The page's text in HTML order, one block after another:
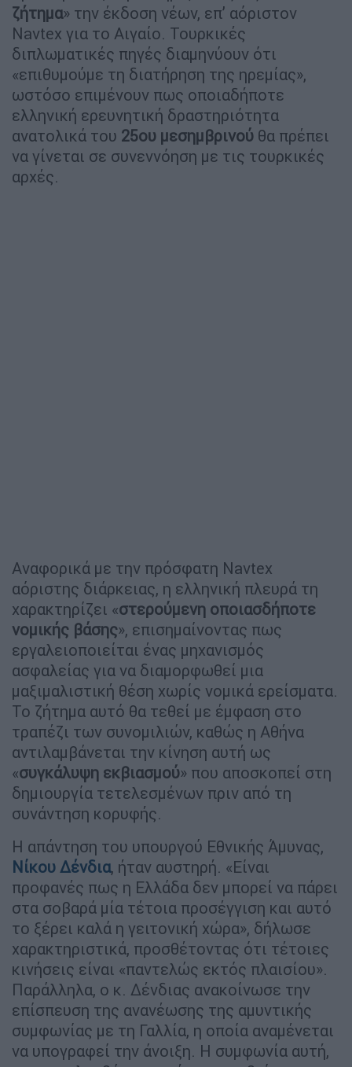
ζήτημα» την έκδοση νέων, επ’ αόριστον
Navtex για το Αιγαίο. Τουρκικές
διπλωματικές πηγές διαμηνύουν ότι
«επιθυμούμε τη διατήρηση της ηρεμίας»,
ωστόσο επιμένουν πως οποιαδήποτε
ελληνική ερευνητική δραστηριότητα
ανατολικά του 25ου μεσημβρινού θα πρέπει
να γίνεται σε συνεννόηση με τις τουρκικές
αρχές.
Αναφορικά με την πρόσφατη Navtex
αόριστης διάρκειας, η ελληνική πλευρά τη
χαρακτηρίζει «στερούμενη οποιασδήποτε
νομικής βάσης», επισημαίνοντας πως
εργαλειοποιείται ένας μηχανισμός
ασφαλείας για να διαμορφωθεί μια
μαξιμαλιστική θέση χωρίς νομικά ερείσματα.
Το ζήτημα αυτό θα τεθεί με έμφαση στο
τραπέζι των συνομιλιών, καθώς η Αθήνα
αντιλαμβάνεται την κίνηση αυτή ως
«συγκάλυψη εκβιασμού» που αποσκοπεί στη
δημιουργία τετελεσμένων πριν από τη
συνάντηση κορυφής.
Η απάντηση του υπουργού Εθνικής Άμυνας,
Νίκου Δένδια, ήταν αυστηρή. «Είναι
προφανές πως η Ελλάδα δεν μπορεί να πάρει
στα σοβαρά μία τέτοια προσέγγιση και αυτό
το ξέρει καλά η γειτονική χώρα», δήλωσε
χαρακτηριστικά, προσθέτοντας ότι τέτοιες
κινήσεις είναι «παντελώς εκτός πλαισίου».
Παράλληλα, ο κ. Δένδιας ανακοίνωσε την
επίσπευση της ανανέωσης της αμυντικής
συμφωνίας με τη Γαλλία, η οποία αναμένεται
να υπογραφεί την άνοιξη. Η συμφωνία αυτή,